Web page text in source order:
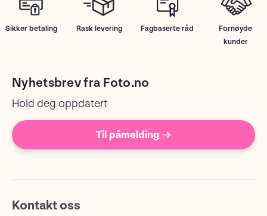
Sikker betaling Rask levering Fagbaserte råd
Fornøyde
kunder
Nyhetsbrev fra Foto.no
Hold deg oppdatert
Til påmelding →
Kontakt oss